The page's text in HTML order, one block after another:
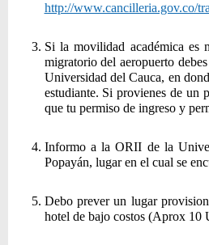
http://www.cancilleria.gov.co/
Si la movilidad académica es
migratorio del aeropuerto
Universidad del Cauca, en
estudiante. Si provienes de un
que tu permiso de ingreso y
Informo a la ORII de la
Popayán, lugar en el cual se
Debo prever un lugar
hotel de bajo costos (Aprox 10